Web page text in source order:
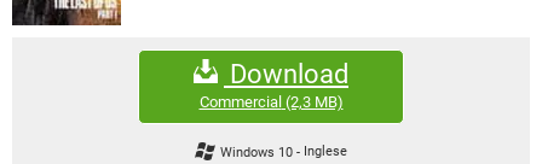
TIKTOK
FACEBOOK
INTRATTENIMENTO
WINDOWS 10
WHATSAPP
ANDROID
WINDOWS 10
WHATSAPP
GAMING
Download
Commercial(2,3 MB)
Windows 10 - Inglese